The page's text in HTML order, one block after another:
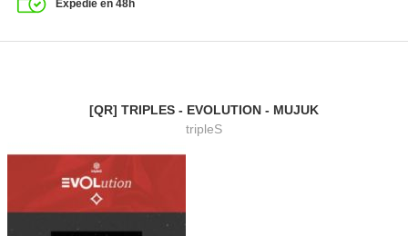
Expédié en 48h
[QR] TRIPLES - EVOLUTION - MUJUK
tripleS